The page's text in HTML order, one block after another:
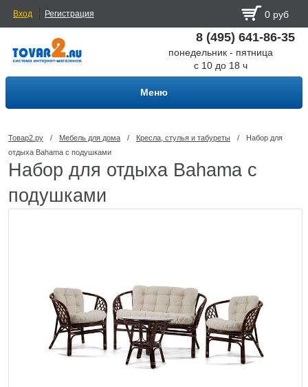
Вход Регистрация 0 руб
8 (495) 641-86-35
понедельник - пятница
с 10 до 18 ч
Меню
Товар2.ру / Мебель для дома / Кресла, стулья и табуреты /
Набор для
отдыха Bahama с подушками
Набор для отдыха Bahama с
подушками